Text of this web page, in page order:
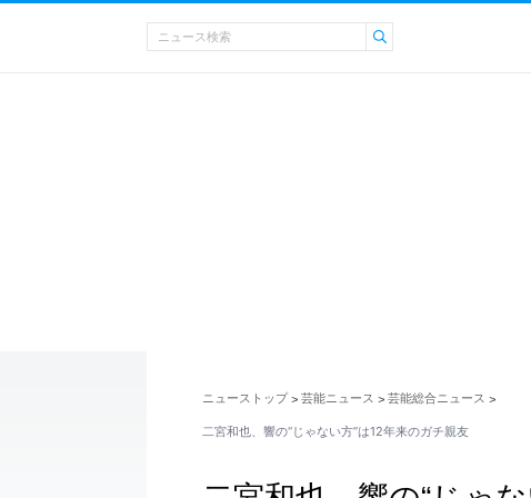
ニューストップ > 芸能ニュース > 芸能総合ニュース >
二宮和也、響の“じゃない方”は12年来のガチ親友